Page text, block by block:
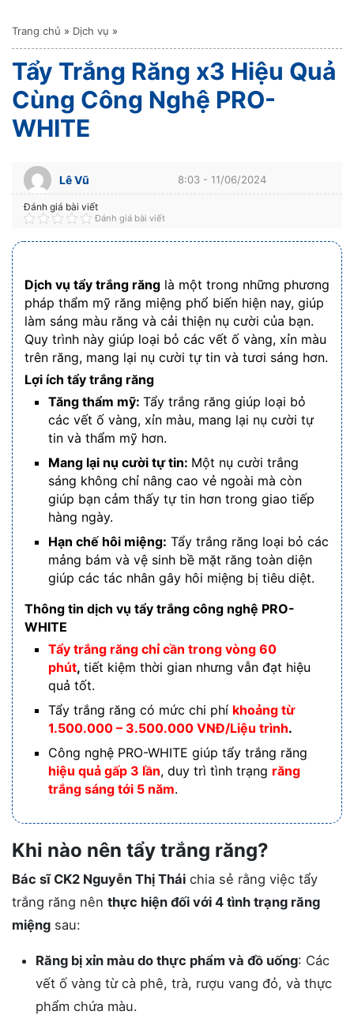
Trang chủ » Dịch vụ »
Tẩy Trắng Răng x3 Hiệu Quả
Cùng Công Nghệ PRO-
WHITE
Lê Vũ 8:03 - 11/06/2024
Đánh giá bài viết
Đánh giá bài viết
Dịch vụ tẩy trắng răng là một trong những phương
pháp thẩm mỹ răng miệng phổ biến hiện nay, giúp
làm sáng màu răng và cải thiện nụ cười của bạn.
Quy trình này giúp loại bỏ các vết ố vàng, xỉn màu
trên răng, mang lại nụ cười tự tin và tươi sáng hơn.
Lợi ích tẩy trắng răng
Tăng thẩm mỹ: Tẩy trắng răng giúp loại bỏ
các vết ố vàng, xỉn màu, mang lại nụ cười tự
tin và thẩm mỹ hơn.
Mang lại nụ cười tự tin: Một nụ cười trắng
sáng không chỉ nâng cao vẻ ngoài mà còn
giúp bạn cảm thấy tự tin hơn trong giao tiếp
hàng ngày.
Hạn chế hôi miệng: Tẩy trắng răng loại bỏ các
mảng bám và vệ sinh bề mặt răng toàn diện
giúp các tác nhân gây hôi miệng bị tiêu diệt.
Thông tin dịch vụ tẩy trắng công nghệ PRO-
WHITE
Tẩy trắng răng chỉ cần trong vòng 60
phút, tiết kiệm thời gian nhưng vẫn đạt hiệu
quả tốt.
Tẩy trắng răng có mức chi phí khoảng từ
1.500.000 – 3.500.000 VNĐ/Liệu trình.
Công nghệ PRO-WHITE giúp tẩy trắng răng
hiệu quả gấp 3 lần, duy trì tình trạng răng
trắng sáng tới 5 năm.
Khi nào nên tẩy trắng răng?
Bác sĩ CK2 Nguyễn Thị Thái chia sẻ rằng việc tẩy
trắng răng nên thực hiện đối với 4 tình trạng răng
miệng sau:
Răng bị xỉn màu do thực phẩm và đồ uống: Các
vết ố vàng từ cà phê, trà, rượu vang đỏ, và thực
phẩm chứa màu.